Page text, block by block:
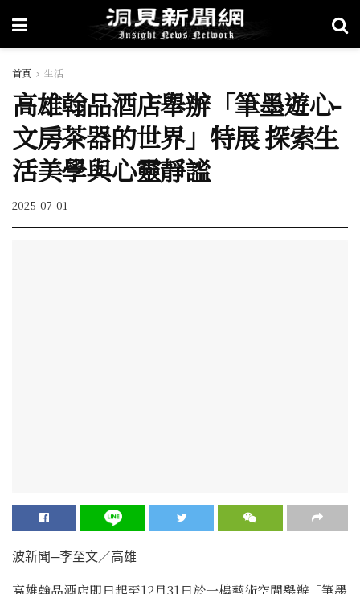
首頁 生活
高雄翰品酒店舉辦「筆墨遊心-
文房茶器的世界」特展 探索生
活美學與心靈靜謐
2025-07-01
波新聞─李至文／高雄
高雄翰品酒店即日起至12月31日於一樓藝術空間舉辦「筆墨